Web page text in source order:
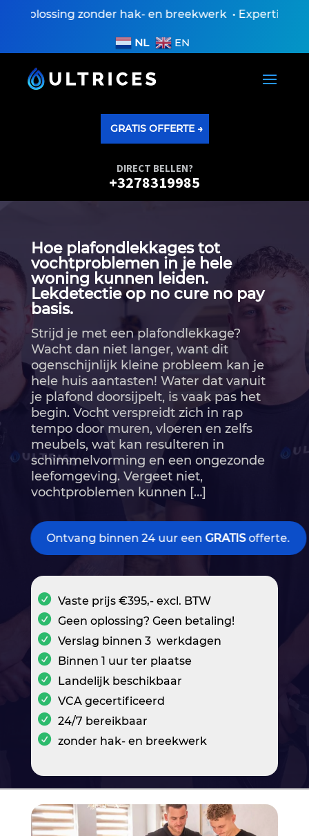
zonder hak- en breekwerk •
NL EN
GRATIS OFFERTE →
DIRECT BELLEN?
+3278319985
Hoe plafondlekkages tot
vochtproblemen in je hele
woning kunnen leiden.​
Lekdetectie op no cure no pay
basis.
Strijd je met een plafondlekkage?
Wacht dan niet langer, want dit
ogenschijnlijk kleine probleem kan je
hele huis aantasten! Water dat vanuit
je plafond doorsijpelt, is vaak pas het
begin.​ Vocht verspreidt zich in rap
tempo door muren, vloeren en zelfs
meubels, wat kan resulteren in
schimmelvorming en een ongezonde
leefomgeving.​ Vergeet niet,
vochtproblemen kunnen […]
Ontvang binnen 24 uur eenGRATISofferte.
Vaste prijs €395,- excl. BTW
Geen oplossing? Geen betaling!
Verslag binnen 3 werkdagen
Binnen 1 uur ter plaatse
Landelijk beschikbaar
VCA gecertificeerd
24/7 bereikbaar
zonder hak- en breekwerk